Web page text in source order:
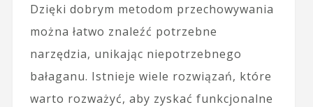
Dzięki dobrym metodom przechowywania
można łatwo znaleźć potrzebne
narzędzia, unikając niepotrzebnego
bałaganu. Istnieje wiele rozwiązań, które
warto rozważyć, aby zyskać funkcjonalne